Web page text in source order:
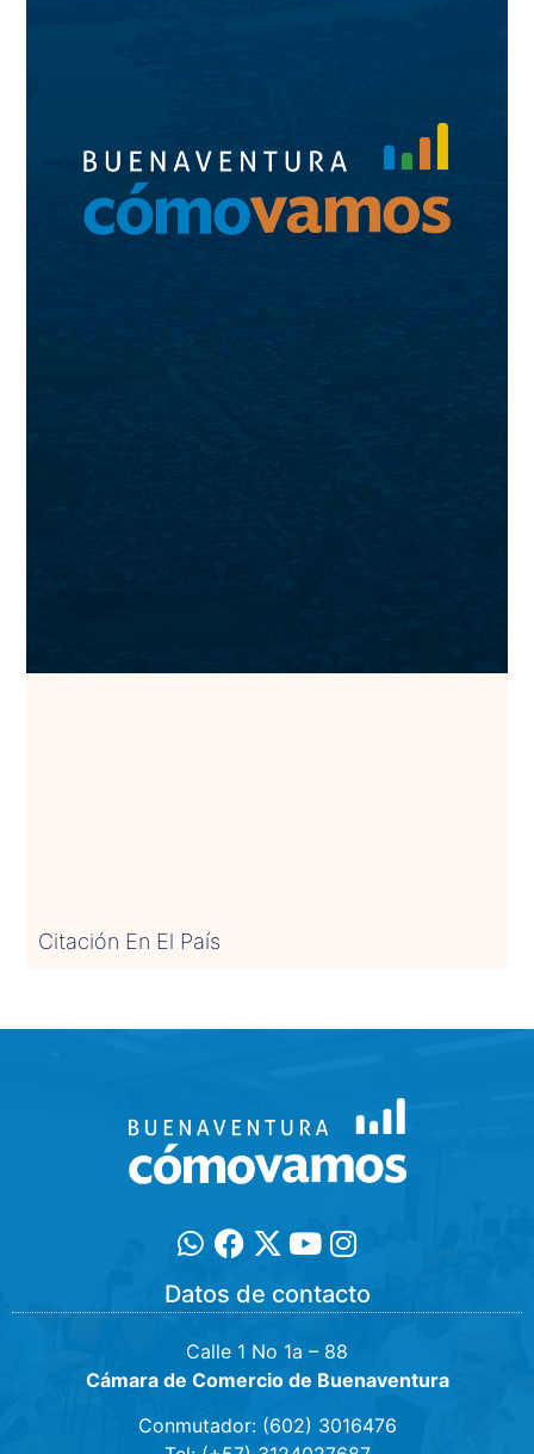
Citación En El País
Datos de contacto
Calle 1 No 1a – 88
Cámara de Comercio de Buenaventura
Conmutador: (602) 3016476